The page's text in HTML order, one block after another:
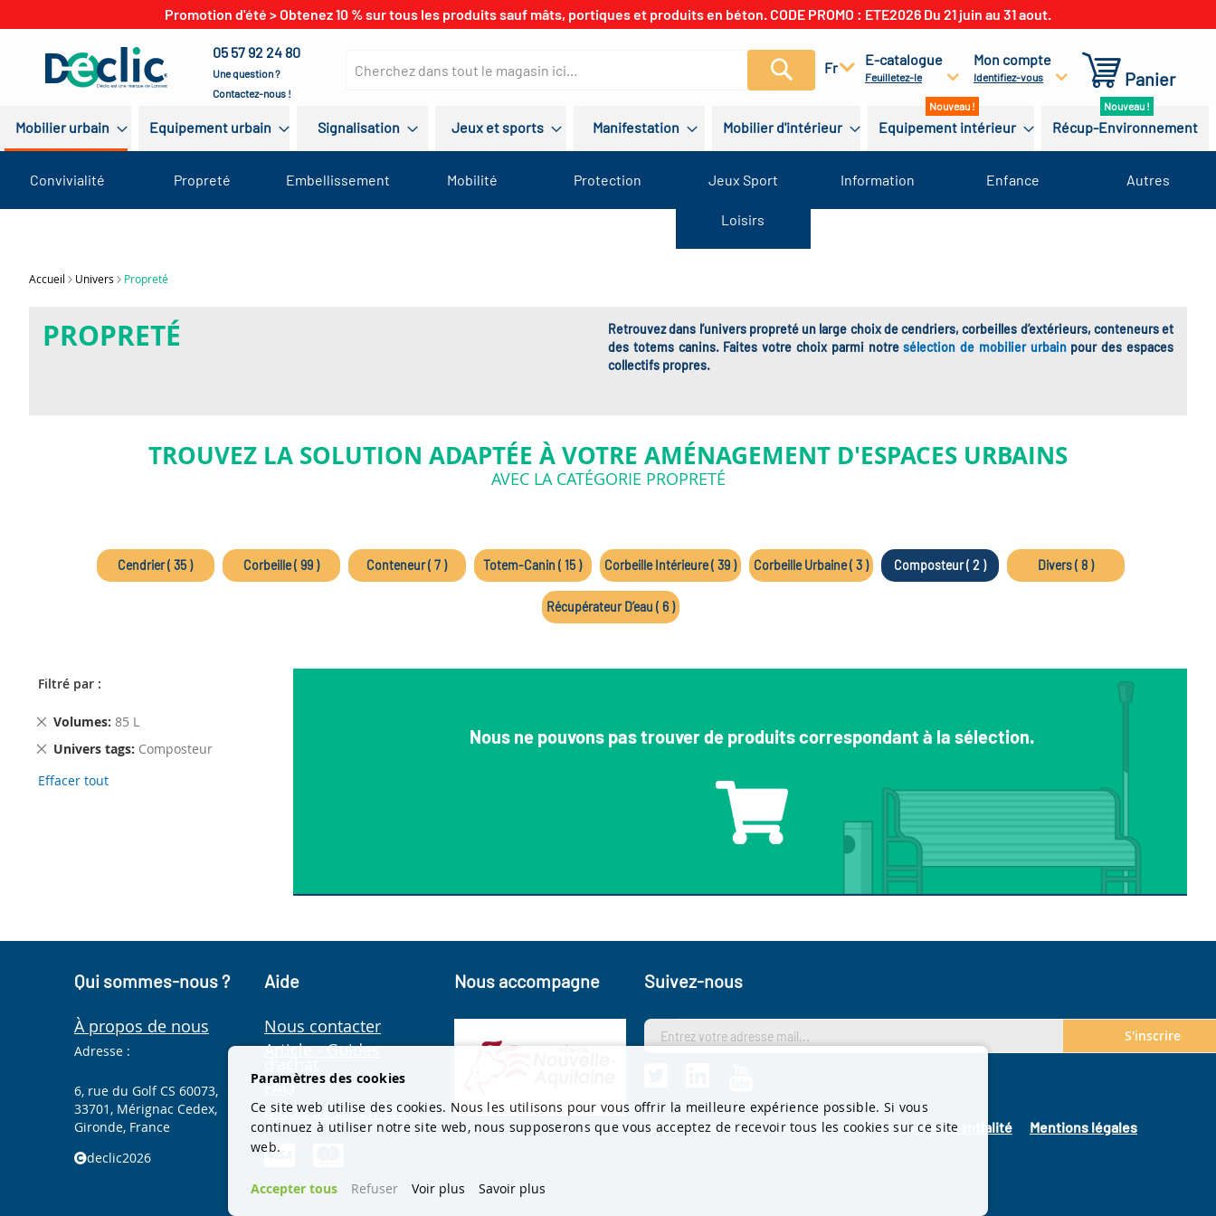
Promotion d'été > Obtenez 10 % sur tous les produits sauf mâts, portiques et produits en béton. CODE PROMO : ETE2026 Du 21 juin au 31 aout.
05 57 92 24 80
Une question ?
Contactez-nous !
Recherchez
Fr E-catalogue
Feuilletez-le
Mon compte
Identifiez-vous Panier
Mobilier urbain Equipement urbain Signalisation Jeux et sports Manifestation Mobilier d'intérieur Equipement intérieur Récup-Environnement
Convivialité Propreté Embellissement Mobilité Protection Jeux Sport
Loisirs
Information Enfance Autres
Accueil Univers Propreté
PROPRETÉ
Retrouvez dans l’univers propreté un large choix de cendriers, corbeilles d’extérieurs, conteneurs et
des totems canins. Faites votre choix parmi notresélection de mobilier urbainpour des espaces
collectifs propres.
TROUVEZ LA SOLUTION ADAPTÉE À VOTRE AMÉNAGEMENT D'ESPACES URBAINS
AVEC LA CATÉGORIE PROPRETÉ
Cendrier ( 35 ) Corbeille ( 99 ) Conteneur ( 7 ) Totem-Canin ( 15 ) Corbeille Intérieure ( 39 ) Corbeille Urbaine ( 3 ) Composteur ( 2 ) Divers ( 8 )
Récupérateur D’eau ( 6 )
Nous ne pouvons pas trouver de produits correspondant à la sélection.
Filtré par :
Volumes 85 L
Remove
Item
Univers tags Composteur
Remove
Item
Effacer tout
Qui sommes-nous ?
À propos de nous
Adresse :
6, rue du Golf CS 60073,
33701, Mérignac Cedex,
Gironde, France
declic2026
Aide
Nous contacter
Article - Guides
FAQ
Mode de paiement
Nous accompagne Suivez-nous
S'inscrire
CGV Gestion des cookies Politique de confidentialité Mentions légales
Paramètres des cookies
Ce site web utilise des cookies. Nous les utilisons pour vous offrir la meilleure expérience possible. Si vous
continuez à utiliser notre site web, nous supposerons que vous acceptez de recevoir tous les cookies sur ce site
web.
Accepter tous Refuser Voir plus Savoir plus